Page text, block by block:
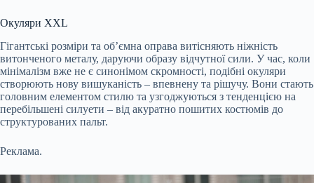
Окуляри XXL
Гігантські розміри та об’ємна оправа витісняють ніжність
витонченого металу, даруючи образу відчутної сили. У час, коли
мінімалізм вже не є синонімом скромності, подібні окуляри
створюють нову вишуканість – впевнену та рішучу. Вони стають
головним елементом стилю та узгоджуються з тенденцією на
перебільшені силуети – від акуратно пошитих костюмів до
структурованих пальт.
Реклама.